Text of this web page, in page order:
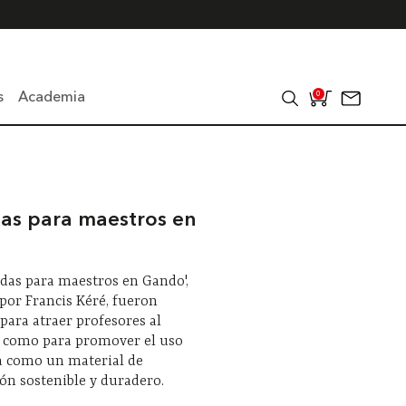
Academia 0
para maestros en
para maestros en Gando',
Francis Kéré, fueron
atraer profesores al
como para promover el uso
como un material de
sostenible y duradero.